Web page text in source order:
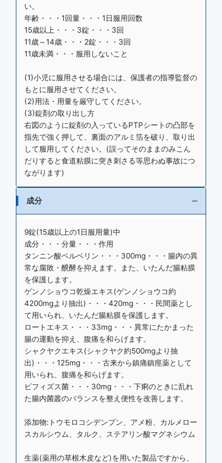
い。
年齢・・・1回量・・・1日服用回数
15歳以上・・・3錠・・・3回
11歳～14歳・・・2錠・・・3回
11歳未満・・・服用しないこと
(1)小児に服用させる場合には、保護者の指導監督の
もとに服用させてください。
(2)用法・用量を厳守してください。
(3)錠剤の取り出し方
右図のように錠剤の入っているPTPシートの凸部を
指先で強く押して、裏面のアルミ箔を破り、取り出
して服用してください。(誤ってそのままのみこん
だりすると食道粘膜に突き刺さる等思わぬ事故につ
ながります)
成分
9錠(15歳以上の1日服用量)中
成分・・・分量・・・作用
タンニン酸ベルベリン・・・300mg・・・腸内の異
常な腐敗・醗酵を抑えます。また、いたんだ腸粘膜
を保護します。
ゲンノショウコ乾燥エキス(ゲンノショウコ約
4200mgより抽出)・・・420mg・・・民間薬とし
て用いられ、いたんだ腸粘膜を保護します。
ロートエキス・・・33mg・・・異常にたかまった
腸の運動を抑え、腹痛を和らげます。
シャクヤクエキス(シャクヤク約500mgより抽
出)・・・125mg・・・古来から鎮痛鎮痙薬として
用いられ、腹痛を和らげます。
ビフィズス菌・・・30mg・・・下痢のときに乱れ
た腸内菌叢のバランスを整え便性を改善します。
添加物:トウモロコシデンプン、アメ粉、カルメロー
スカルシウム、タルク、ステアリン酸マグネシウム
生薬(薬用の草根木皮など)を用いた製品ですから、